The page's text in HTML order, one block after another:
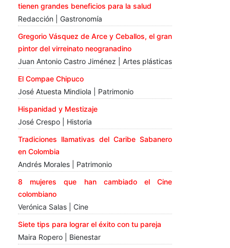
tienen grandes beneficios para la salud
Redacción | Gastronomía
Gregorio Vásquez de Arce y Ceballos, el gran
pintor del virreinato neogranadino
Juan Antonio Castro Jiménez | Artes plásticas
El Compae Chipuco
José Atuesta Mindiola | Patrimonio
Hispanidad y Mestizaje
José Crespo | Historia
Tradiciones llamativas del Caribe Sabanero
en Colombia
Andrés Morales | Patrimonio
8 mujeres que han cambiado el Cine
colombiano
Verónica Salas | Cine
Siete tips para lograr el éxito con tu pareja
Maira Ropero | Bienestar